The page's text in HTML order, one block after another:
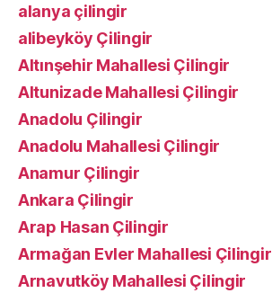
alanya çilingir
alibeyköy Çilingir
Altınşehir Mahallesi Çilingir
Altunizade Mahallesi Çilingir
Anadolu Çilingir
Anadolu Mahallesi Çilingir
Anamur Çilingir
Ankara Çilingir
Arap Hasan Çilingir
Armağan Evler Mahallesi Çilingir
Arnavutköy Mahallesi Çilingir